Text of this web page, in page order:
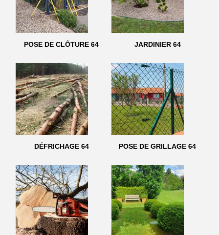
POSE DE CLÔTURE 64 JARDINIER 64
DÉFRICHAGE 64 POSE DE GRILLAGE 64